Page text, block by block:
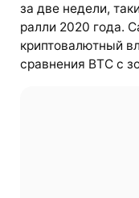
за две недели,
ралли 2020 года.
криптовалютный
сравнения BTC с